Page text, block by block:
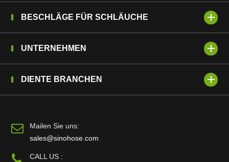
BESCHLÄGE FÜR SCHLÄUCHE
UNTERNEHMEN
DIENTE BRANCHEN
Mailen Sie uns:
sales@sinohose.com
CALL US :